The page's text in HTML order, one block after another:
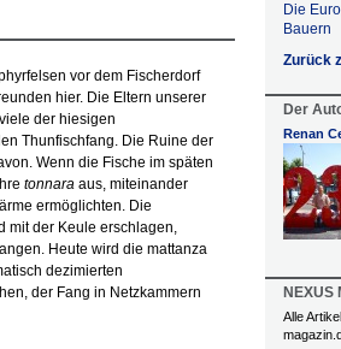
vor dem Fischerdorf
hier. Die Eltern unserer
der hiesigen
Thunfischfang. Die Ruine der
Wenn die Fische im späten
tonnara aus, miteinander
ermöglichten. Die
mit der Keule erschlagen,
Heute wird die mattanza
dezimierten
der Fang in Netzkammern
Die
Bauern
Zurück
Der
Renan
NEXUS
Alle